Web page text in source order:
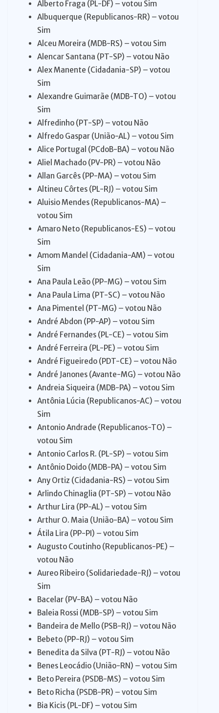
Alberto Fraga (PL-DF) – votou Sim
Albuquerque (Republicanos-RR) – votou
Sim
Alceu Moreira (MDB-RS) – votou Sim
Alencar Santana (PT-SP) – votou Não
Alex Manente (Cidadania-SP) – votou
Sim
Alexandre Guimarãe (MDB-TO) – votou
Sim
Alfredinho (PT-SP) – votou Não
Alfredo Gaspar (União-AL) – votou Sim
Alice Portugal (PCdoB-BA) – votou Não
Aliel Machado (PV-PR) – votou Não
Allan Garcês (PP-MA) – votou Sim
Altineu Côrtes (PL-RJ) – votou Sim
Aluisio Mendes (Republicanos-MA) –
votou Sim
Amaro Neto (Republicanos-ES) – votou
Sim
Amom Mandel (Cidadania-AM) – votou
Sim
Ana Paula Leão (PP-MG) – votou Sim
Ana Paula Lima (PT-SC) – votou Não
Ana Pimentel (PT-MG) – votou Não
André Abdon (PP-AP) – votou Sim
André Fernandes (PL-CE) – votou Sim
André Ferreira (PL-PE) – votou Sim
André Figueiredo (PDT-CE) – votou Não
André Janones (Avante-MG) – votou Não
Andreia Siqueira (MDB-PA) – votou Sim
Antônia Lúcia (Republicanos-AC) – votou
Sim
Antonio Andrade (Republicanos-TO) –
votou Sim
Antonio Carlos R. (PL-SP) – votou Sim
Antônio Doido (MDB-PA) – votou Sim
Any Ortiz (Cidadania-RS) – votou Sim
Arlindo Chinaglia (PT-SP) – votou Não
Arthur Lira (PP-AL) – votou Sim
Arthur O. Maia (União-BA) – votou Sim
Átila Lira (PP-PI) – votou Sim
Augusto Coutinho (Republicanos-PE) –
votou Não
Aureo Ribeiro (Solidariedade-RJ) – votou
Sim
Bacelar (PV-BA) – votou Não
Baleia Rossi (MDB-SP) – votou Sim
Bandeira de Mello (PSB-RJ) – votou Não
Bebeto (PP-RJ) – votou Sim
Benedita da Silva (PT-RJ) – votou Não
Benes Leocádio (União-RN) – votou Sim
Beto Pereira (PSDB-MS) – votou Sim
Beto Richa (PSDB-PR) – votou Sim
Bia Kicis (PL-DF) – votou Sim